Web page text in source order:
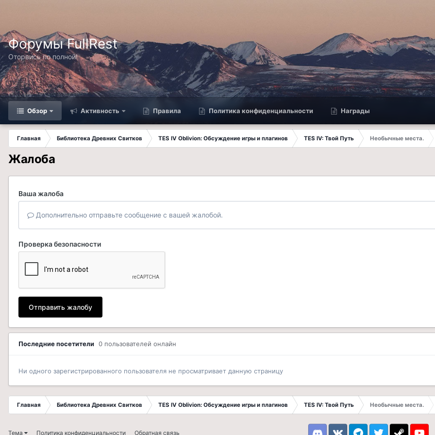
Форумы FullRest
Оторвись по полной!
Обзор Активность Правила Политика конфиденциальности Награды
Главная Библиотека Древних Свитков TES IV Oblivion: Обсуждение игры и плагинов TES IV: Твой Путь
Необычные места.
Жалоба
Ваша жалоба
Дополнительно отправьте сообщение с вашей жалобой.
Проверка безопасности
Отправить жалобу
Последние посетители 0 пользователей онлайн
Ни одного зарегистрированного пользователя не просматривает данную страницу
Главная Библиотека Древних Свитков TES IV Oblivion: Обсуждение игры и плагинов TES IV: Твой Путь Необычные места.
Тема Политика конфиденциальности Обратная связь